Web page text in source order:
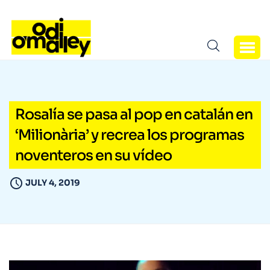
Rosalía se pasa al pop en catalán en
‘Milionària’ y recrea los programas
noventeros en su vídeo
JULY 4, 2019